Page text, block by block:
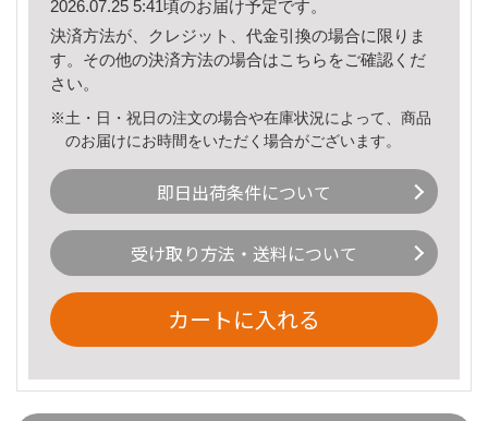
2026.07.25 5:41頃のお届け予定です。
決済方法が、クレジット、代金引換の場合に限りま
す。その他の決済方法の場合はこちら をご確認くだ
さい。
※土・日・祝日の注文の場合や在庫状況によって、商品
のお届けにお時間をいただく場合がございます。
即日出荷条件について
受け取り方法・送料について
カートに入れる